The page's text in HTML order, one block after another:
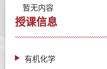
暂无内容
授课信息
有机化学